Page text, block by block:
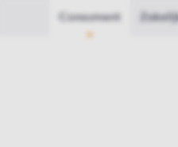
Consument Zakelijk